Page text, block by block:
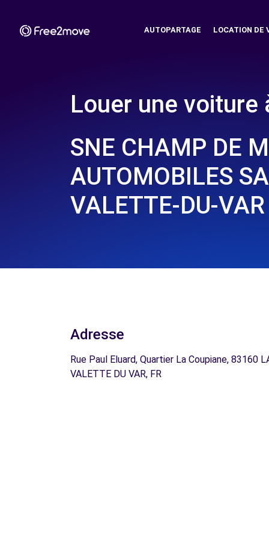
AUTOPARTAGE LOCATION DE
Louer une voiture
SNE CHAMP DE
AUTOMOBILES
VALETTE-DU-
Adresse
Rue Paul Eluard, Quartier La Coupiane, 83160
VALETTE DU VAR, FR